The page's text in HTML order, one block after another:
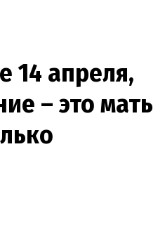
14 апреля,
– это мать